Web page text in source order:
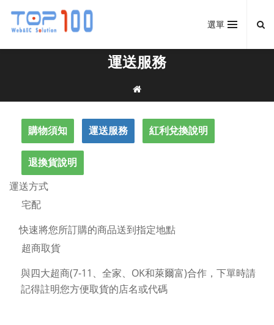
選單
運送服務
購物須知 運送服務 紅利兌換說明
退換貨說明
運送方式
宅配
快速將您所訂購的商品送到指定地點
超商取貨
與四大超商(7-11、全家、OK和萊爾富)合作，下單時請
記得註明您方便取貨的店名或代碼